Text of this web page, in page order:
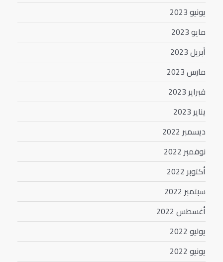
يونيو 2023
مايو 2023
أبريل 2023
مارس 2023
فبراير 2023
يناير 2023
ديسمبر 2022
نوفمبر 2022
أكتوبر 2022
سبتمبر 2022
أغسطس 2022
يوليو 2022
يونيو 2022